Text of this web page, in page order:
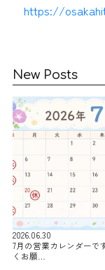
https://
New Posts
2026.06.30
7月の営業カレンダーで
くお願…